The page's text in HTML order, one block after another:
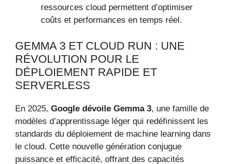
ressources cloud permettent d’optimiser
coûts et performances en temps réel.
GEMMA 3 ET CLOUD RUN : UNE
RÉVOLUTION POUR LE
DÉPLOIEMENT RAPIDE ET
SERVERLESS
En 2025, Google dévoile Gemma 3, une famille de
modèles d’apprentissage léger qui redéfinissent les
standards du déploiement de machine learning dans
le cloud. Cette nouvelle génération conjugue
puissance et efficacité, offrant des capacités